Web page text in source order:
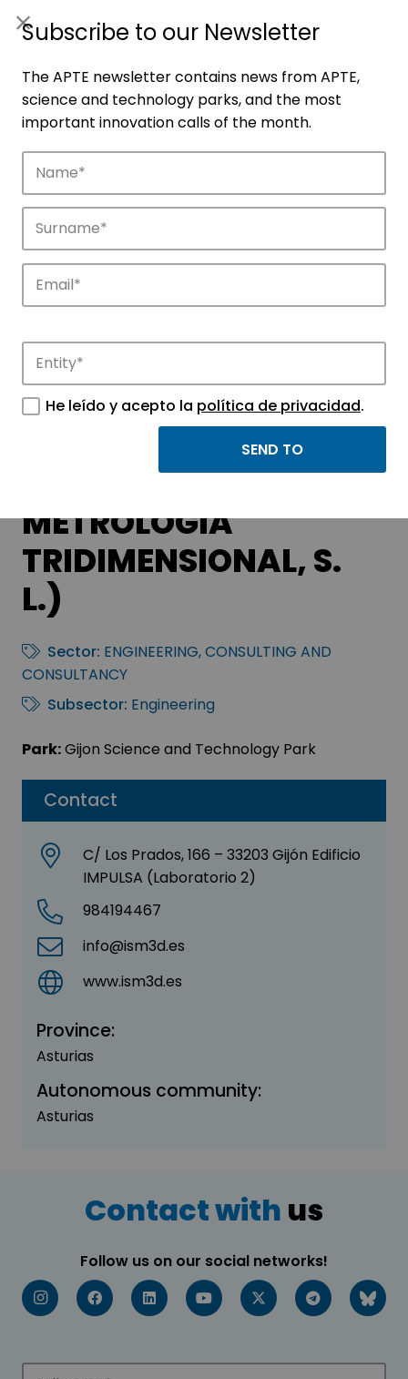
Companies
innovation in APTE’s parks.
Contact
C/ Los Prados, 166 – 33203 Gijón Edificio
IMPULSA (Laboratorio 2)
984194467
info@ism3d.es
www.ism3d.es
Province:
Asturias
Autonomous community:
Asturias
ISM3D (INGENERÍA Y
SERVCIOS DE
METROLOGÍA
TRIDIMENSIONAL, S.
L.)
Sector: ENGINEERING, CONSULTING AND
CONSULTANCY
Subsector: Engineering
Park:Gijon Science and Technology Park
Contact with us
Follow us on our social networks!
Subscribe to our Newsletter
The APTE newsletter contains news from APTE,
science and technology parks, and the most
important innovation calls of the month.
He leído y acepto la política de privacidad.